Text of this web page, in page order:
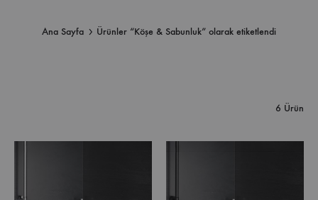
Ana Sayfa Ürünler “Köşe & Sabunluk” olarak etiketlendi
6 Ürün